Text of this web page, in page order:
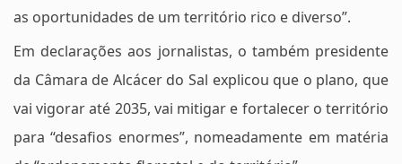
as oportunidades de um território rico e diverso”.
Em declarações aos jornalistas, o também presidente
da Câmara de Alcácer do Sal explicou que o plano, que
vai vigorar até 2035, vai mitigar e fortalecer o território
para “desafios enormes”, nomeadamente em matéria